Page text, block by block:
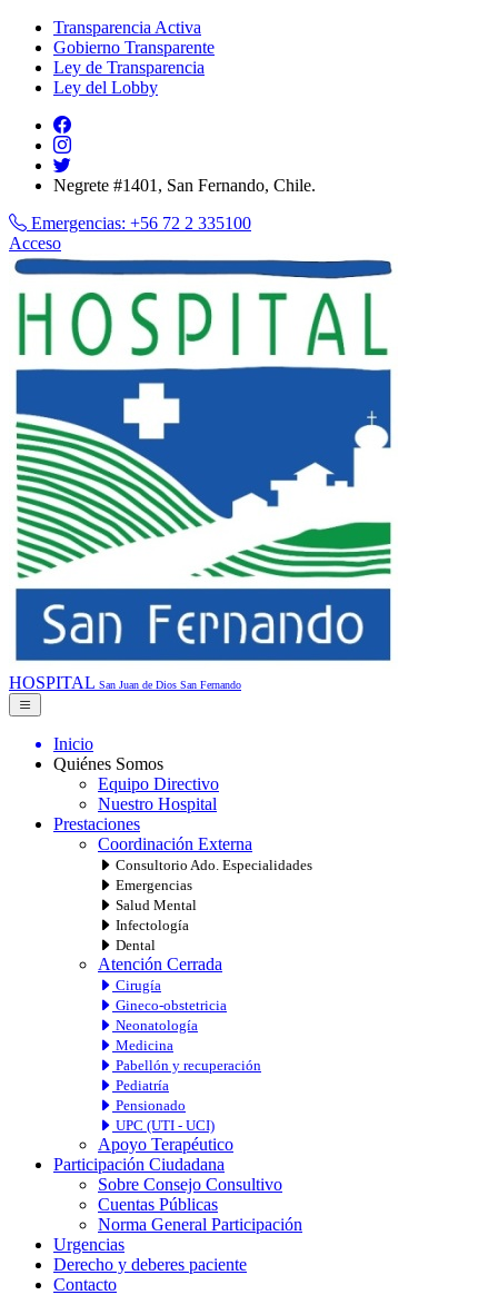
Transparencia Activa
Gobierno Transparente
Ley de Transparencia
Ley del Lobby
Negrete #1401, San Fernando, Chile.
Emergencias: +56 72 2 335100
Acceso
HOSPITAL San Juan de Dios San Fernando
Inicio
Quiénes Somos
Equipo Directivo
Nuestro Hospital
Prestaciones
Coordinación Externa
Consultorio Ado. Especialidades
Emergencias
Salud Mental
Infectología
Dental
Atención Cerrada
Cirugía
Gineco-obstetricia
Neonatología
Medicina
Pabellón y recuperación
Pediatría
Pensionado
UPC (UTI - UCI)
Apoyo Terapéutico
Participación Ciudadana
Sobre Consejo Consultivo
Cuentas Públicas
Norma General Participación
Urgencias
Derecho y deberes paciente
Contacto